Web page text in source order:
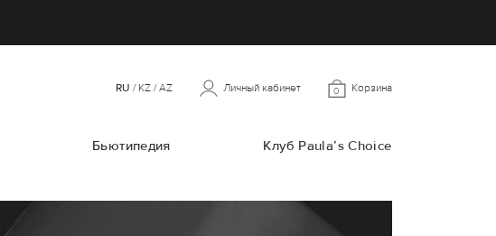
RU / KZ/AZ Личный кабинет 0 Корзина
Бьютипедия Клуб Paula’s Choice